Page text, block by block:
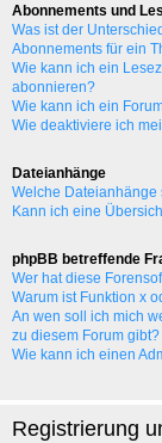
Abonnements und
Was ist der
Abonnements für ein
Wie kann ich ein
abonnieren?
Wie kann ich ein
Wie deaktiviere ich
Dateianhänge
Welche Dateianhänge
Kann ich eine
phpBB betreffende
Wer hat diese
Warum ist Funktion x
An wen soll ich mich
zu diesem Forum gibt?
Wie kann ich einen
Registrierung